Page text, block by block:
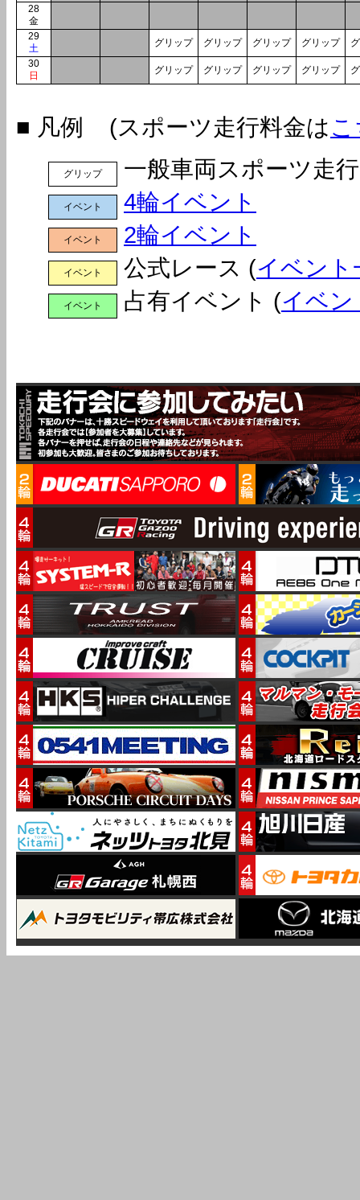
28
金
29
土
グリップ グリップ グリップ グリップ
30
日
グリップ グリップ グリップ グリップ
■ 凡例 (スポーツ走行料金は
グリップ 一般車両スポーツ走行
イベント 4輪イベント
イベント 2輪イベント
イベント 公式レース (イベント
イベント 占有イベント (イベン